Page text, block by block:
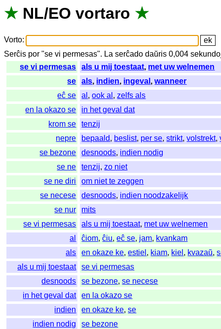
★ NL/EO vortaro ★
Vorto:
Serĉis por "se vi permesas". La serĉado daŭris 0,004
se vi permesas
als u mij toestaat, met uw welnemen
se
als, indien, ingeval ,wanneer
eĉ se
al ,ook al ,zelfs als
en la okazo se
in het geval dat
krom se
tenzij
nepre
bepaald, beslist, per se,strikt,volstrekt,
se bezone
desnoods, indien nodig
se ne
tenzij,zo niet
se ne diri
om niet te zeggen
se necese
desnoods, indien noodzakelijk
se nur
mits
se vi permesas
als u mij toestaat, met uw welnemen
al
ĉiom,ĉiu,eĉ se, jam, kvankam
als
en okaze ke,estiel , kiam, kiel , kvazaŭ,
als u mij toestaat
se vi permesas
desnoods
se bezone,se necese
in het geval dat
en la okazo se
indien
en okaze ke,se
indien nodig
se bezone